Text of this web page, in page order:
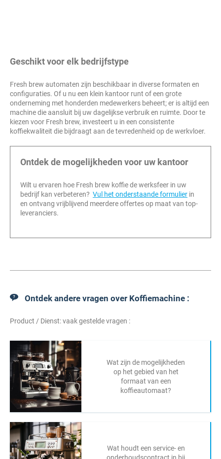
Geschikt voor elk bedrijfstype
Fresh brew automaten zijn beschikbaar in diverse formaten en
configuraties. Of u nu een klein kantoor runt of een grote
onderneming met honderden medewerkers beheert; er is altijd een
machine die aansluit bij uw dagelijkse verbruik en ruimte. Door te
kiezen voor Fresh brew, investeert u in een consistente
koffiekwaliteit die bijdraagt aan de tevredenheid op de werkvloer.
Ontdek de mogelijkheden voor uw kantoor
Wilt u ervaren hoe Fresh brew koffie de werksfeer in uw
bedrijf kan verbeteren? Vul het onderstaande formulier in
en ontvang vrijblijvend meerdere offertes op maat van top-
leveranciers.
Ontdek andere vragen over Koffiemachine :
Product / Dienst: vaak gestelde vragen :
Wat zijn de mogelijkheden
op het gebied van het
formaat van een
koffieautomaat?
Wat houdt een service- en